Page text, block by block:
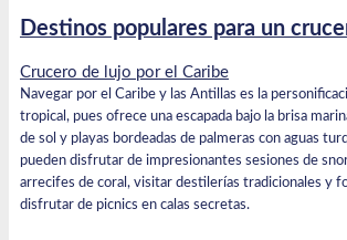
Destinos populares para un
Crucero de lujo por el Caribe
Navegar por el Caribe y las Antillas es la
tropical, pues ofrece una escapada bajo la brisa
de sol y playas bordeadas de palmeras con aguas
pueden disfrutar de impresionantes sesiones de
arrecifes de coral, visitar destilerías tradicionales y
disfrutar de picnics en calas secretas.